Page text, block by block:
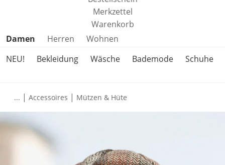
Merkzettel
Warenkorb
Produktkategorien überspringen
Damen Herren
Wohnen
NEU!
Bekleidung Wäsche Bademode Schuhe
... | Accessoires | Mützen & Hüte